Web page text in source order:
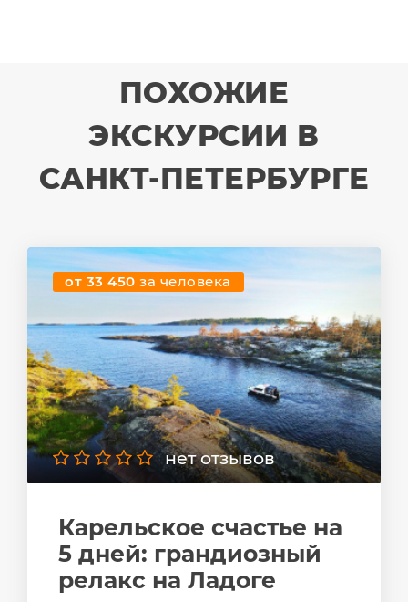
ПОХОЖИЕ
ЭКСКУРСИИ В
САНКТ-ПЕТЕРБУРГЕ
от 33 450за человека
нет отзывов
Карельское счастье на
5 дней: грандиозный
релакс на Ладоге